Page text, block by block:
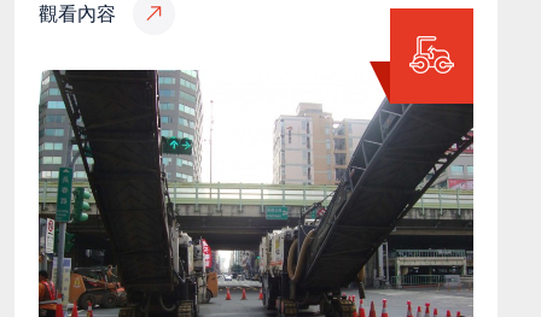
觀看內容